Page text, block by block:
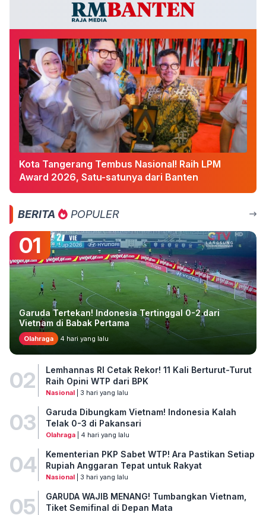
Kota Tangerang Tembus Nasional! Raih LPM
Award 2026, Satu-satunya dari Banten
BERITA POPULER
01
Garuda Tertekan! Indonesia Tertinggal 0-2 dari
Vietnam di Babak Pertama
Olahraga 4 hari yang lalu
02
Lemhannas RI Cetak Rekor! 11 Kali Berturut-Turut
Raih Opini WTP dari BPK
Nasional| 3 hari yang lalu
03
Garuda Dibungkam Vietnam! Indonesia Kalah
Telak 0-3 di Pakansari
Olahraga| 4 hari yang lalu
04
Kementerian PKP Sabet WTP! Ara Pastikan Setiap
Rupiah Anggaran Tepat untuk Rakyat
Nasional| 3 hari yang lalu
05
GARUDA WAJIB MENANG! Tumbangkan Vietnam,
Tiket Semifinal di Depan Mata